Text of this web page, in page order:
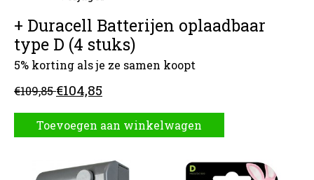
+ Duracell Batterijen oplaadbaar
type D (4 stuks)
5% korting als je ze samen koopt
€109,85€104,85
Toevoegen aan winkelwagen
Carrousel van gebundelde producten